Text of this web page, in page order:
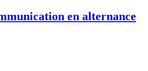
en alternance